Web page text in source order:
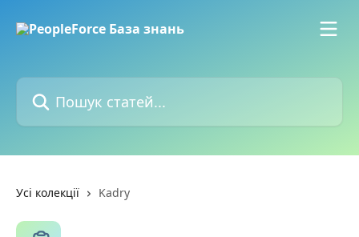
Пошук статей...
Усі колекції Kadry